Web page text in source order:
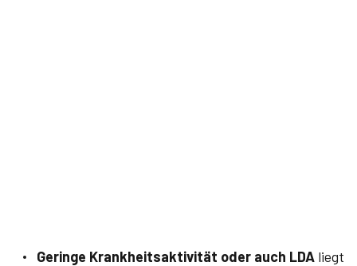
Geringe Krankheitsaktivität oder auch LDA liegt